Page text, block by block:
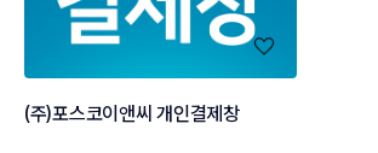
(주)포스코이앤씨 개인결제창